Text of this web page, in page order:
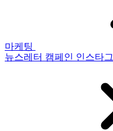
마케팅
뉴스레터 캠페인 인스타